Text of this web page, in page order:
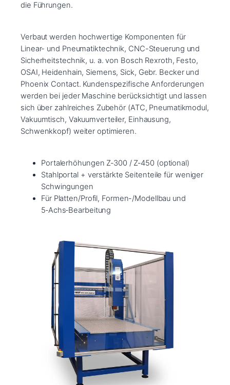
die Führungen.
Verbaut werden hochwertige Komponenten für
Linear- und Pneumatiktechnik, CNC-Steuerung und
Sicherheitstechnik, u. a. von Bosch Rexroth, Festo,
OSAI, Heidenhain, Siemens, Sick, Gebr. Becker und
Phoenix Contact. Kundenspezifische Anforderungen
werden bei jeder Maschine berücksichtigt und lassen
sich über zahlreiches Zubehör (ATC, Pneumatikmodul,
Vakuumtisch, Vakuumverteiler, Einhausung,
Schwenkkopf) weiter optimieren.
Portalerhöhungen Z‑300 / Z‑450 (optional)
Stahlportal + verstärkte Seitenteile für weniger
Schwingungen
Für Platten/Profil, Formen-/Modellbau und
5‑Achs‑Bearbeitung